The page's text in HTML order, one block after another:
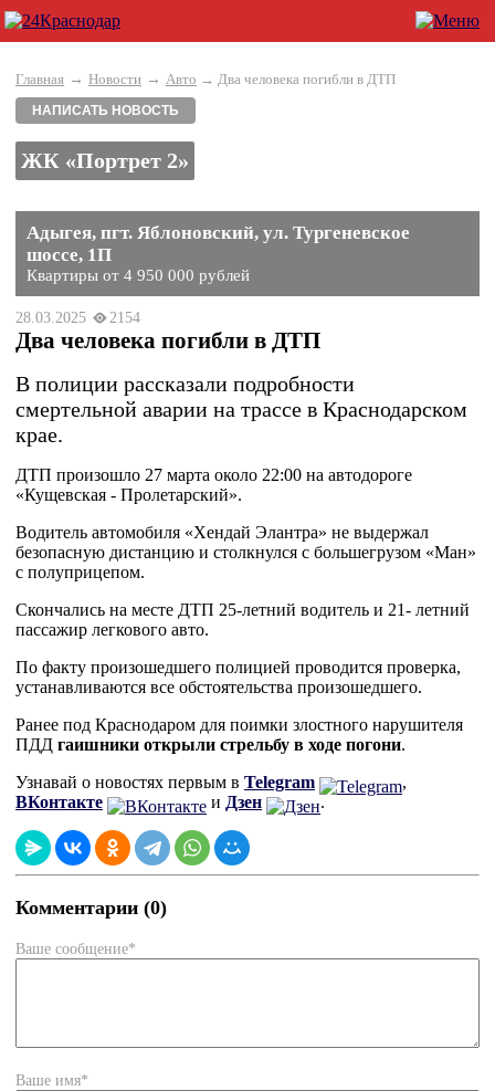
Главная → Новости → Авто → Два человека погибли в ДТП
НАПИСАТЬ НОВОСТЬ
ЖК «Портрет 2»
Адыгея, пгт. Яблоновский, ул. Тургеневское
шоссе, 1П
Квартиры от 4 950 000 рублей
28.03.2025 2154
Два человека погибли в ДТП
В полиции рассказали подробности
смертельной аварии на трассе в Краснодарском
крае.
ДТП произошло 27 марта около 22:00 на автодороге
«Кущевская - Пролетарский».
Водитель автомобиля «Хендай Элантра» не выдержал
безопасную дистанцию и столкнулся с большегрузом «Ман»
с полуприцепом.
Скончались на месте ДТП 25-летний водитель и 21- летний
пассажир легкового авто.
По факту произошедшего полицией проводится проверка,
устанавливаются все обстоятельства произошедшего.
Ранее под Краснодаром для поимки злостного нарушителя
ПДД гаишники открыли стрельбу в ходе погони.
Узнавай о новостях первым в Telegram
,
ВКонтакте
и Дзен .
Комментарии (0)
Ваше сообщение*
Ваше имя*